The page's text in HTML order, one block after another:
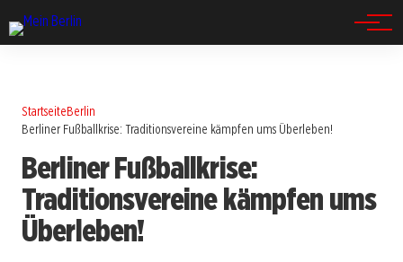
StartseiteBerlin
Berliner Fußballkrise: Traditionsvereine kämpfen ums Überleben!
Berliner Fußballkrise:
Traditionsvereine kämpfen ums
Überleben!